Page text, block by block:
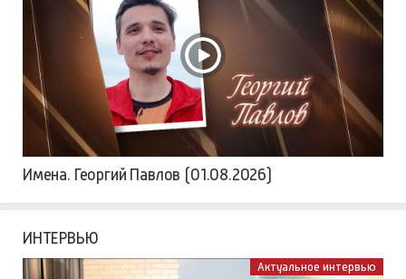
Имена. Георгий Павлов (01.08.2026)
ИНТЕРВЬЮ
Актуальное интервью